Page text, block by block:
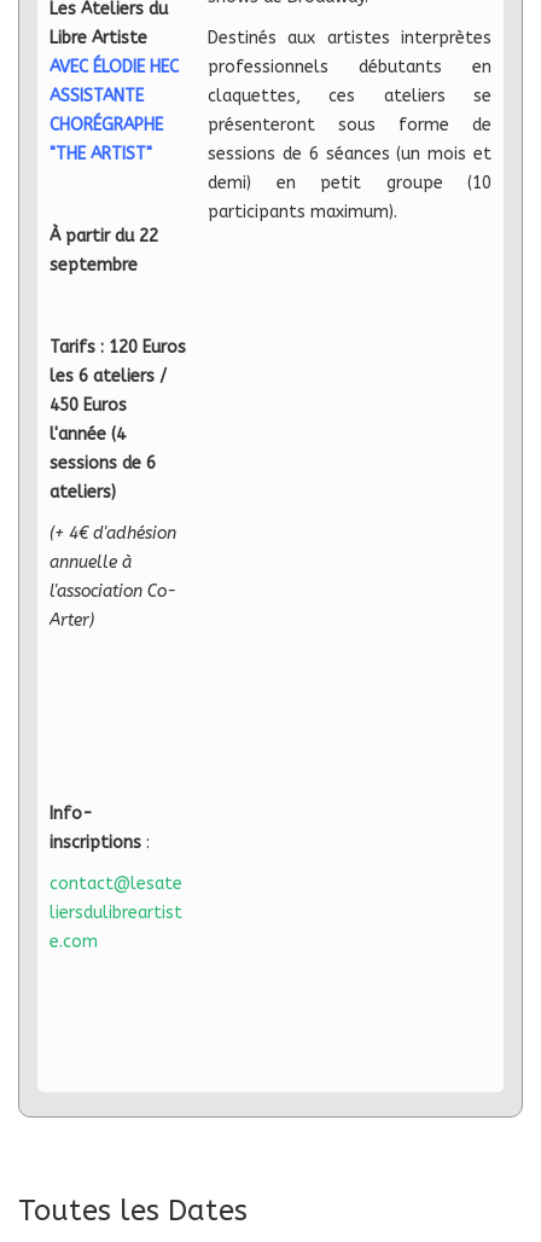
Les Ateliers du
Libre Artiste
AVEC ÉLODIE HEC
ASSISTANTE
CHORÉGRAPHE
"THE ARTIST"
À partir du 22
septembre
Tarifs : 120 Euros
les 6 ateliers /
450 Euros
l'année (4
sessions de 6
ateliers)
(+ 4€ d'adhésion
annuelle à
l'association Co-
Arter)
Info-
inscriptions :
contact@lesate
liersdulibreartist
e.com
Destinés aux artistes interprètes
professionnels débutants en
claquettes, ces ateliers se
présenteront sous forme de
sessions de 6 séances (un mois et
demi) en petit groupe (10
participants maximum).
Toutes les Dates